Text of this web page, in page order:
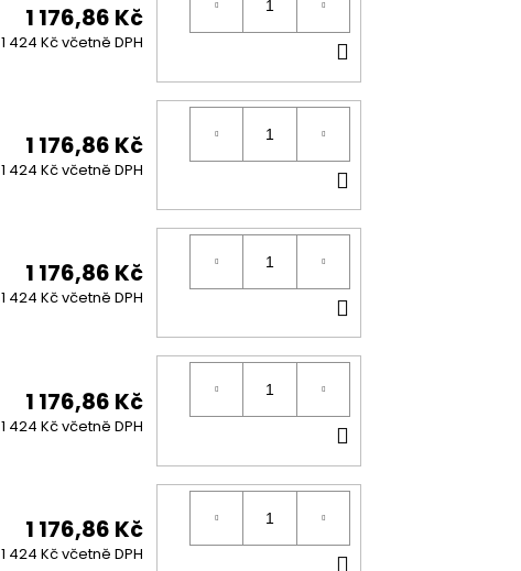
1 176,86 Kč
1 424 Kč včetně DPH
KOŠÍKU
1 176,86 Kč
1 424 Kč včetně DPH
KOŠÍKU
1 176,86 Kč
1 424 Kč včetně DPH
KOŠÍKU
1 176,86 Kč
1 424 Kč včetně DPH
KOŠÍKU
1 176,86 Kč
1 424 Kč včetně DPH